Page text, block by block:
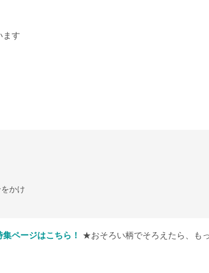
ます
かけ
ページはこちら！
★おそろい柄でそろえたら、も